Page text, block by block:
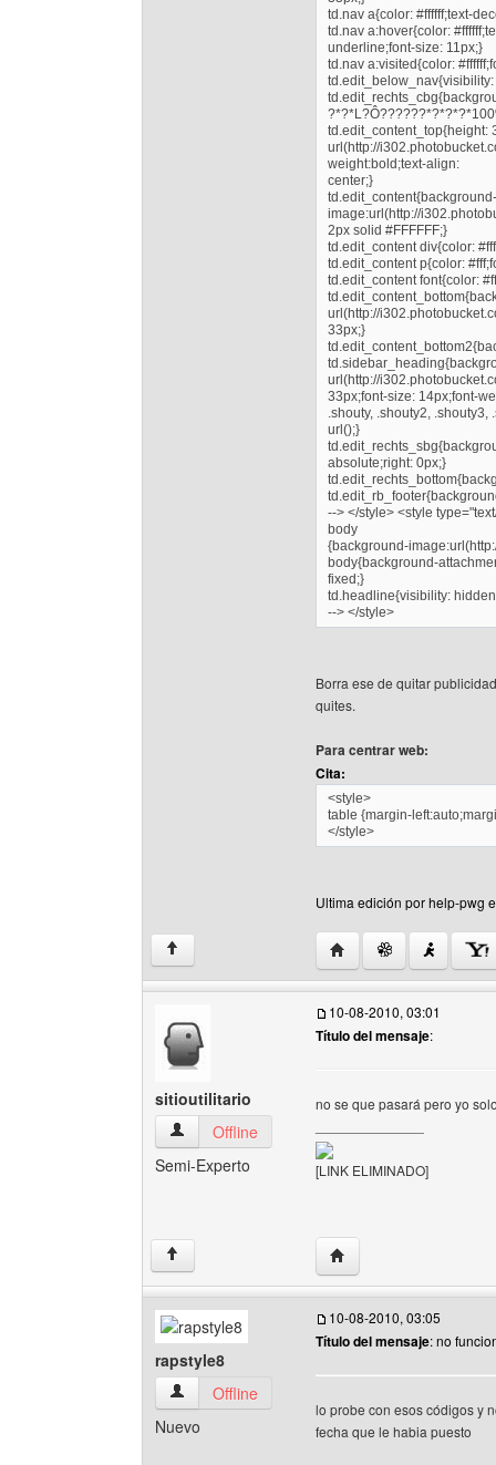
td.nav a{color: #ffffff;text-
td.nav a:hover{color:
underline;font-size: 11px;}
td.nav a:visited{color:
td.edit_content_top{height:
url(http://
weight:bold;text-align:
center;}
td.edit_content{background-
image:url(http://
2px solid #FFFFFF;}
td.edit_content div{color:
td.edit_content p{color:
td.edit_content font{color:
url(http://
33px;}
url(http://
33px;font-size: 14px;font-
.shouty, .shouty2,
url();}
absolute;right: 0px;}
--> </style> <style
body
{background-
body{background-
fixed;}
td.headline{visibility:
--> </style>
Borra ese de quitar
quites.
Para centrar web:
Cita:
<style>
table {margin-
</style>
Ultima edición por help-pwg
↑ Visitar sitio web del
sitioutilitario
sitioutilitario Ver perfil del usuario
Offline
Semi-Experto
10-08-2010, 03:01
Título del mensaje:
no se que pasará pero yo
[LINK ELIMINADO]
↑ Visitar sitio web del
rapstyle8
rapstyle8 Ver perfil del usuario
Offline
Nuevo
10-08-2010, 03:05
Título del mensaje: no
lo probe con esos códigos y
fecha que le habia puesto